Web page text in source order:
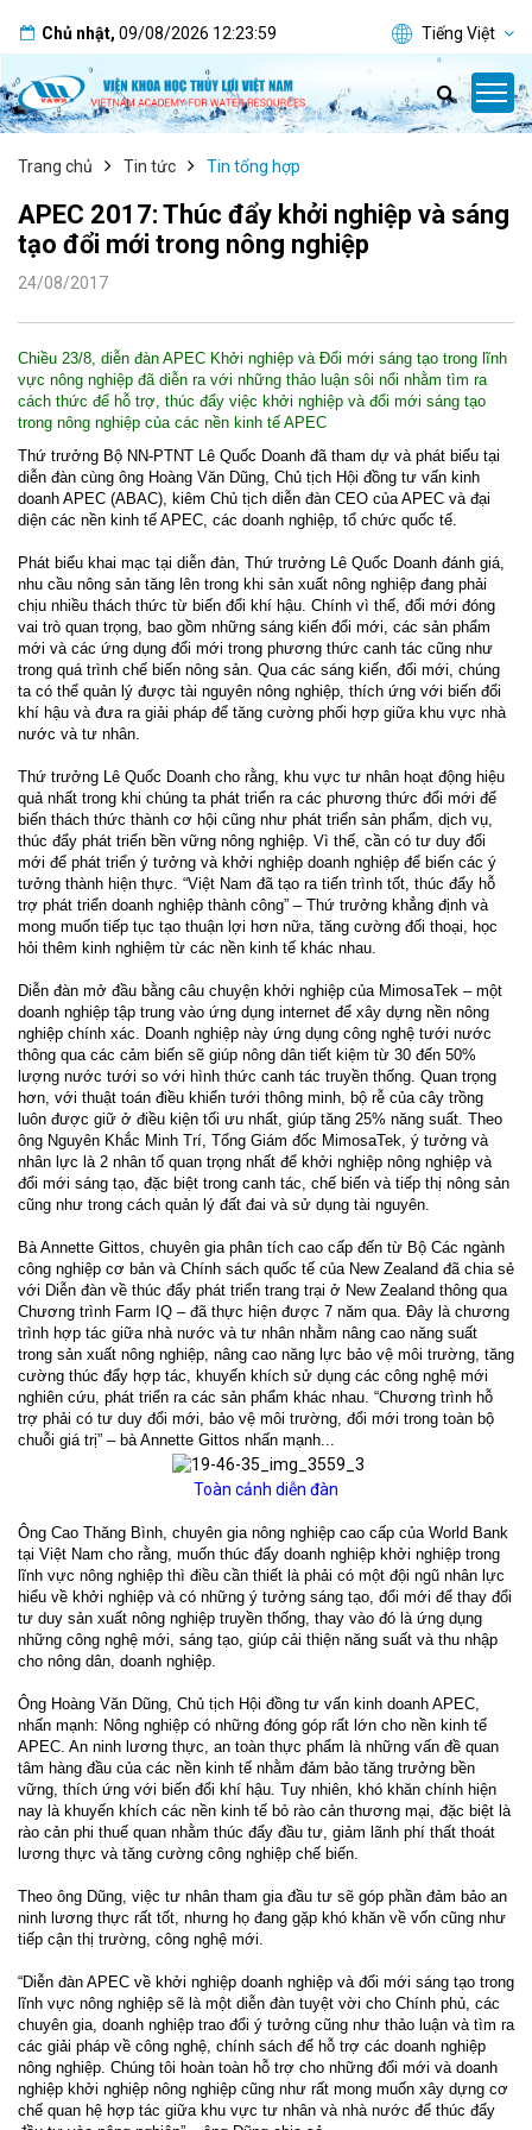
Chủ nhật, 09/08/2026 12:24:00 Tiếng Việt
Trang chủ Tin tức Tin tổng hợp
APEC 2017: Thúc đẩy khởi nghiệp và sáng
tạo đổi mới trong nông nghiệp
24/08/2017
Chiều 23/8, diễn đàn APEC Khởi nghiệp và Đổi mới sáng tạo trong lĩnh
vực nông nghiệp đã diễn ra với những thảo luận sôi nổi nhằm tìm ra
cách thức để hỗ trợ, thúc đẩy việc khởi nghiệp và đổi mới sáng tạo
trong nông nghiệp của các nền kinh tế APEC
Thứ trưởng Bộ NN-PTNT Lê Quốc Doanh đã tham dự và phát biểu tại
diễn đàn cùng ông Hoàng Văn Dũng, Chủ tịch Hội đồng tư vấn kinh
doanh APEC (ABAC), kiêm Chủ tịch diễn đàn CEO của APEC và đại
diện các nền kinh tế APEC, các doanh nghiệp, tổ chức quốc tế.
Phát biểu khai mạc tại diễn đàn, Thứ trưởng Lê Quốc Doanh đánh giá,
nhu cầu nông sản tăng lên trong khi sản xuất nông nghiệp đang phải
chịu nhiều thách thức từ biến đổi khí hậu. Chính vì thế, đổi mới đóng
vai trò quan trọng, bao gồm những sáng kiến đổi mới, các sản phẩm
mới và các ứng dụng đổi mới trong phương thức canh tác cũng như
trong quá trình chế biến nông sản. Qua các sáng kiến, đổi mới, chúng
ta có thể quản lý được tài nguyên nông nghiệp, thích ứng với biến đổi
khí hậu và đưa ra giải pháp để tăng cường phối hợp giữa khu vực nhà
nước và tư nhân.
Thứ trưởng Lê Quốc Doanh cho rằng, khu vực tư nhân hoạt động hiệu
quả nhất trong khi chúng ta phát triển ra các phương thức đổi mới để
biến thách thức thành cơ hội cũng như phát triển sản phẩm, dịch vụ,
thúc đẩy phát triển bền vững nông nghiệp. Vì thế, cần có tư duy đổi
mới để phát triển ý tưởng và khởi nghiệp doanh nghiệp để biến các ý
tưởng thành hiện thực. “Việt Nam đã tạo ra tiến trình tốt, thúc đẩy hỗ
trợ phát triển doanh nghiệp thành công” – Thứ trưởng khẳng định và
mong muốn tiếp tục tạo thuận lợi hơn nữa, tăng cường đối thoại, học
hỏi thêm kinh nghiệm từ các nền kinh tế khác nhau.
Diễn đàn mở đầu bằng câu chuyện khởi nghiệp của MimosaTek – một
doanh nghiệp tập trung vào ứng dụng internet để xây dựng nền nông
nghiệp chính xác. Doanh nghiệp này ứng dụng công nghệ tưới nước
thông qua các cảm biến sẽ giúp nông dân tiết kiệm từ 30 đến 50%
lượng nước tưới so với hình thức canh tác truyền thống. Quan trọng
hơn, với thuật toán điều khiển tưới thông minh, bộ rễ của cây trồng
luôn được giữ ở điều kiện tối ưu nhất, giúp tăng 25% năng suất. Theo
ông Nguyên Khắc Minh Trí, Tổng Giám đốc MimosaTek, ý tưởng và
nhân lực là 2 nhân tố quan trọng nhất để khởi nghiệp nông nghiệp và
đổi mới sáng tạo, đặc biệt trong canh tác, chế biến và tiếp thị nông sản
cũng như trong cách quản lý đất đai và sử dụng tài nguyên.
Bà Annette Gittos, chuyên gia phân tích cao cấp đến từ Bộ Các ngành
công nghiệp cơ bản và Chính sách quốc tế của New Zealand đã chia sẻ
với Diễn đàn về thúc đẩy phát triển trang trại ở New Zealand thông qua
Chương trình Farm IQ – đã thực hiện được 7 năm qua. Đây là chương
trình hợp tác giữa nhà nước và tư nhân nhằm nâng cao năng suất
trong sản xuất nông nghiệp, nâng cao năng lực bảo vệ môi trường, tăng
cường thúc đẩy hợp tác, khuyến khích sử dụng các công nghệ mới
nghiên cứu, phát triển ra các sản phẩm khác nhau. “Chương trình hỗ
trợ phải có tư duy đổi mới, bảo vệ môi trường, đổi mới trong toàn bộ
chuỗi giá trị” – bà Annette Gittos nhấn mạnh...
Toàn cảnh diễn đàn
Ông Cao Thăng Bình, chuyên gia nông nghiệp cao cấp của World Bank
tại Việt Nam cho rằng, muốn thúc đẩy doanh nghiệp khởi nghiệp trong
lĩnh vực nông nghiệp thì điều cần thiết là phải có một đội ngũ nhân lực
hiểu về khởi nghiệp và có những ý tưởng sáng tạo, đổi mới để thay đổi
tư duy sản xuất nông nghiệp truyền thống, thay vào đó là ứng dụng
những công nghệ mới, sáng tạo, giúp cải thiện năng suất và thu nhập
cho nông dân, doanh nghiệp.
Ông Hoàng Văn Dũng, Chủ tịch Hội đồng tư vấn kinh doanh APEC,
nhấn mạnh: Nông nghiệp có những đóng góp rất lớn cho nền kinh tế
APEC. An ninh lương thực, an toàn thực phẩm là những vấn đề quan
tâm hàng đầu của các nền kinh tế nhằm đảm bảo tăng trưởng bền
vững, thích ứng với biến đổi khí hậu. Tuy nhiên, khó khăn chính hiện
nay là khuyến khích các nền kinh tế bỏ rào cản thương mại, đặc biệt là
rào cản phi thuế quan nhằm thúc đẩy đầu tư, giảm lãnh phí thất thoát
lương thực và tăng cường công nghiệp chế biến.
Theo ông Dũng, việc tư nhân tham gia đầu tư sẽ góp phần đảm bảo an
ninh lương thực rất tốt, nhưng họ đang gặp khó khăn về vốn cũng như
tiếp cận thị trường, công nghệ mới.
“Diễn đàn APEC về khởi nghiệp doanh nghiệp và đổi mới sáng tạo trong
lĩnh vực nông nghiệp sẽ là một diễn đàn tuyệt vời cho Chính phủ, các
chuyên gia, doanh nghiệp trao đổi ý tưởng cũng như thảo luận và tìm ra
các giải pháp về công nghệ, chính sách để hỗ trợ các doanh nghiệp
nông nghiệp. Chúng tôi hoàn toàn hỗ trợ cho những đổi mới và doanh
nghiệp khởi nghiệp nông nghiệp cũng như rất mong muốn xây dựng cơ
chế quan hệ hợp tác giữa khu vực tư nhân và nhà nước để thúc đẩy